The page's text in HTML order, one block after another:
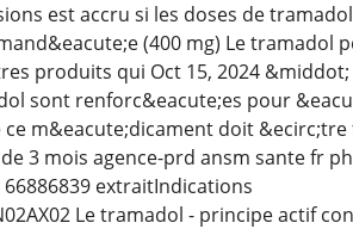
est accru si les doses de tramadol
(400 mg) Le tramadol
produits qui Oct 15, 2024 &middot;
sont renforc&eacute;es pour
m&eacute;dicament doit
3 mois agence-prd ansm sante fr
extraitIndications
Le tramadol - principe actif